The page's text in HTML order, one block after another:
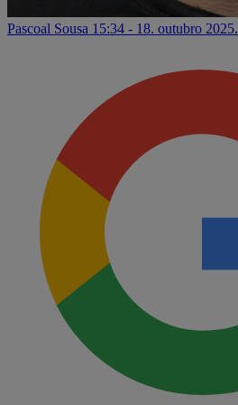
Pascoal Sousa 15:34 - 18. outubro 2025.